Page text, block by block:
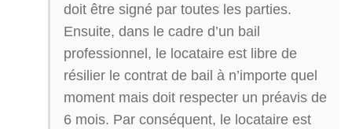
doit être signé par toutes les parties.
Ensuite, dans le cadre d’un bail
professionnel, le locataire est libre de
résilier le contrat de bail à n’importe quel
moment mais doit respecter un préavis de
6 mois. Par conséquent, le locataire est